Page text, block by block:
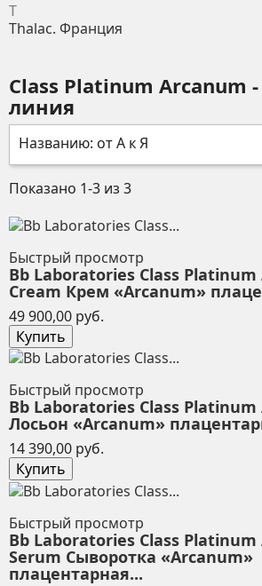
T
Thalac. Франция
Class Platinum Arcanum
линия
Названию: от А к Я
Показано 1-3 из 3
Быстрый просмотр
Bb Laboratories Class
Cream Крем «Arcanum»
49 900,00 руб.
Купить
Быстрый просмотр
Bb Laboratories Class
Лосьон «Arcanum»
14 390,00 руб.
Купить
Быстрый просмотр
Bb Laboratories Class
Serum Сыворотка «Arcanum»
плацентарная...